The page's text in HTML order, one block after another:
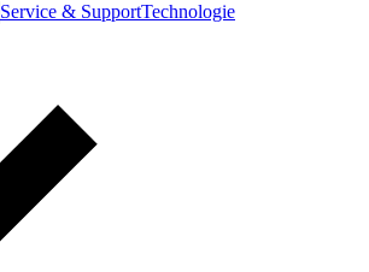
Service & SupportTechnologie